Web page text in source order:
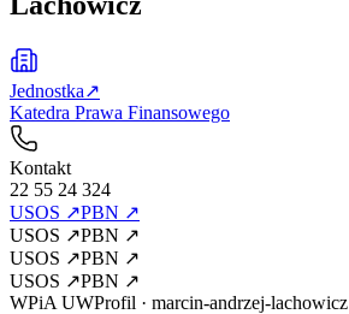
Jednostka↗
Katedra Prawa Finansowego
Kontakt
22 55 24 324
USOS ↗PBN ↗
USOS ↗PBN ↗
USOS ↗PBN ↗
USOS ↗PBN ↗
WPiA UWProfil · marcin-andrzej-lachowicz